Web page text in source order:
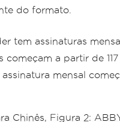
do formato.
tem assinaturas
começam a partir de
mensal